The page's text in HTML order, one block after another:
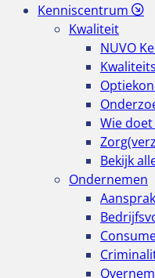
Kenniscentrum
Kwaliteit
NUVO
Wie
Bekijk
Ondernemen